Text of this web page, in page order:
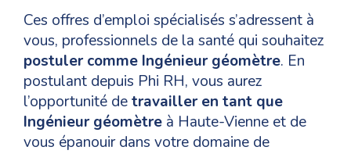
Ces offres d’emploi spécialisés s’adressent à
vous, professionnels de la santé qui souhaitez
postuler comme Ingénieur géomètre. En
postulant depuis Phi RH, vous aurez
l’opportunité detravailler en tant que
Ingénieur géomètre à Haute-Vienne et de
vous épanouir dans votre domaine de